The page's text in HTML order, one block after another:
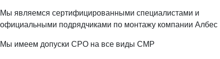
Мы являемся сертифицированными специалистами и
официальными подрядчиками по монтажу компании Албес
Мы имеем допуски СРО на все виды СМР